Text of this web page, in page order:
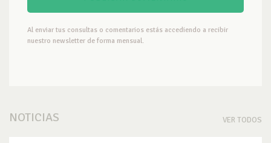
Al enviar tus consultas o comentarios estás accediendo a recibir
nuestro newsletter de forma mensual.
NOTICIAS VER TODOS